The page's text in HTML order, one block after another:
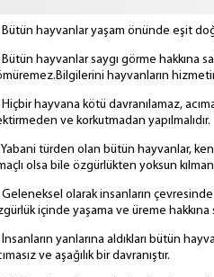
Nefes Alıyor
Bütün hayvanlar yaşam önünde eşit
Bütün hayvanlar saygı görme hakkına
hayvanların
Hiçbir hayvana kötü davranılamaz,
ve korkutmadan yapılmalıdır.
Yabani türden olan bütün hayvanlar,
olsa bile özgürlükten yoksun
Geleneksel olarak insanların
içinde yaşama ve üreme hakkına
İnsanların yanlarına aldıkları bütün
ve aşağılık bir davranıştır.